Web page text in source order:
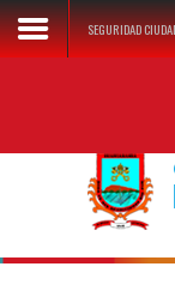
SEGURIDAD